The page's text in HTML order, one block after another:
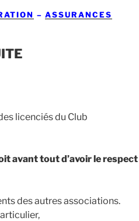
–ASSURANCES
licenciés du Club
avant tout d’avoir le respect
des autres associations.